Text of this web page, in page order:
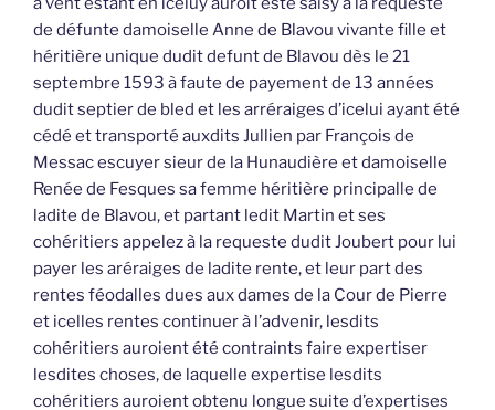
de défunte damoiselle Anne de Blavou vivante fille et
héritière unique dudit defunt de Blavou dès le 21
septembre 1593 à faute de payement de 13 années
dudit septier de bled et les arréraiges d’icelui ayant été
cédé et transporté auxdits Jullien par François de
Messac escuyer sieur de la Hunaudière et damoiselle
Renée de Fesques sa femme héritière principalle de
ladite de Blavou, et partant ledit Martin et ses
cohéritiers appelez à la requeste dudit Joubert pour lui
payer les aréraiges de ladite rente, et leur part des
rentes féodalles dues aux dames de la Cour de Pierre
et icelles rentes continuer à l’advenir, lesdits
cohéritiers auroient été contraints faire expertiser
lesdites choses, de laquelle expertise lesdits
cohéritiers auroient obtenu longue suite d’expertises